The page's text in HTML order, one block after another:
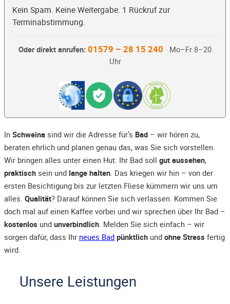
Kein Spam. Keine Weitergabe. 1 Rückruf zur
Terminabstimmung.
Oder direkt anrufen: 01579 – 28 15 240 · Mo–Fr 8–20
Uhr
In Schweina sind wir die Adresse für’s Bad – wir hören zu,
beraten ehrlich und planen genau das, was Sie sich vorstellen.
Wir bringen alles unter einen Hut: Ihr Bad soll gut aussehen,
praktisch sein und lange halten. Das kriegen wir hin – von der
ersten Besichtigung bis zur letzten Fliese kümmern wir uns um
alles. Qualität? Darauf können Sie sich verlassen. Kommen Sie
doch mal auf einen Kaffee vorbei und wir sprechen über Ihr Bad –
kostenlos und unverbindlich. Melden Sie sich einfach – wir
sorgen dafür, dass Ihr neues Bad pünktlich und ohne Stress fertig
wird.
Unsere Leistungen